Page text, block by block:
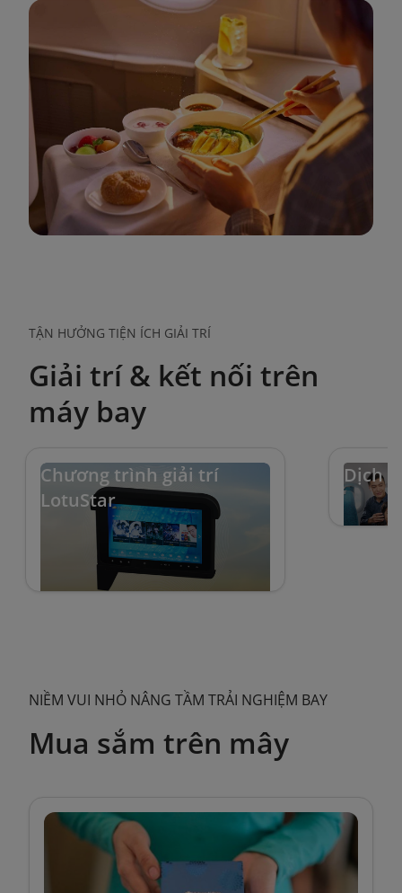
TẬN HƯỞNG TIỆN ÍCH GIẢI TRÍ
Giải trí & kết nối trên
máy bay
Chương trình giải trí
LotuStar
Dịch
NIỀM VUI NHỎ NÂNG TẦM TRẢI NGHIỆM BAY
Mua sắm trên mây